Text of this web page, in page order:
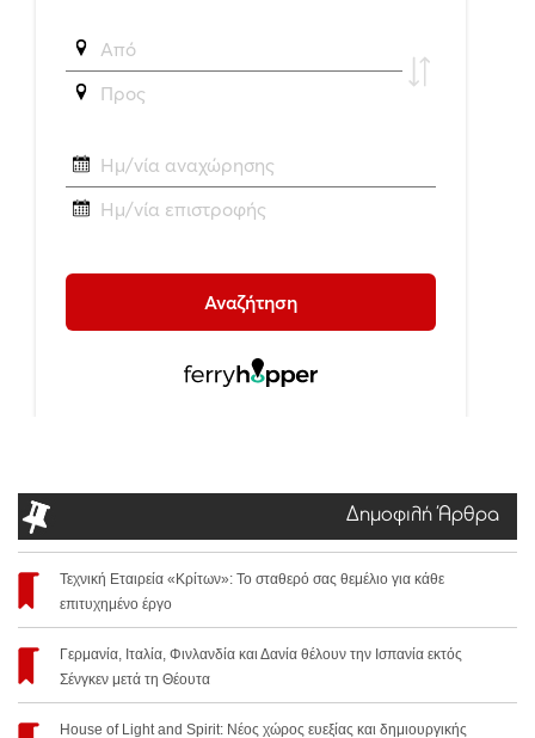
Δημοφιλή Άρθρα
Τεχνική Εταιρεία «Κρίτων»: Το σταθερό σας θεμέλιο για κάθε
επιτυχημένο έργο
Γερμανία, Ιταλία, Φινλανδία και Δανία θέλουν την Ισπανία εκτός
Σένγκεν μετά τη Θέουτα
House of Light and Spirit: Νέος χώρος ευεξίας και δημιουργικής